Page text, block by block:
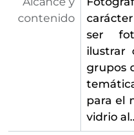
[Serie] 83 -
[Serie] 84
[Serie] 85
[Serie] 86
[Serie] 87
[Serie] 88
[Serie] 89
[Serie] 90 -
contenido
ser
ilustrar
grupos
para el
vidrio al